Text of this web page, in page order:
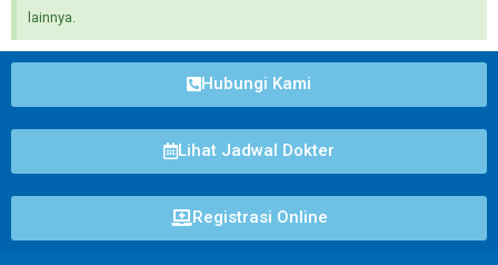
lainnya.
Hubungi Kami
Lihat Jadwal Dokter
Registrasi Online